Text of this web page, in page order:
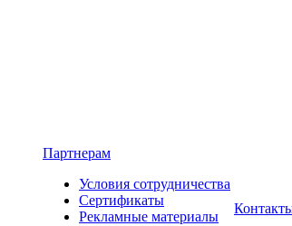
Партнерам
Условия сотрудничества
Сертификаты
Рекламные материалы